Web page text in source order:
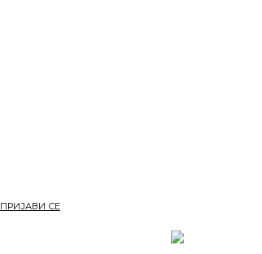
ПРИЈАВИ СЕ